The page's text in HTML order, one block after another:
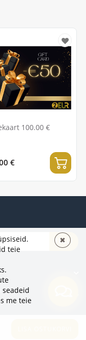
100.00 €
€
TELLI
teie
seadeid
me teie
✖